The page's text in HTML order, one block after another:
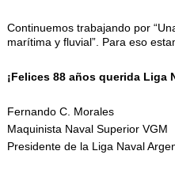
Continuemos trabajando por
marítima y fluvial”. Para eso
¡Felices 88 años querida Liga
Fernando C. Morales
Maquinista Naval Superior VGM
Presidente de la Liga Naval